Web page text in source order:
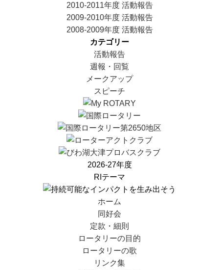
2010-2011年度 活動報告
2009-2010年度 活動報告
2008-2009年度 活動報告
カテゴリー
活動報告
週報・回覧
メークアップ
スピーチ
2026-27年度
RIテーマ
ホーム
同好会
定款・細則
ロータリーの目的
ロータリーの歌
リンク集